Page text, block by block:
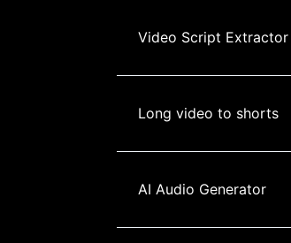
Video Script Extractor
Long video to shorts
AI Audio Generator